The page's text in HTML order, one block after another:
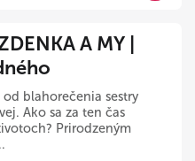
A MY |
blahorečenia sestry
Ako sa za ten čas
Prirodzeným